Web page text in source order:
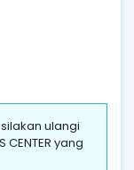
silakan ulangi
CENTER yang